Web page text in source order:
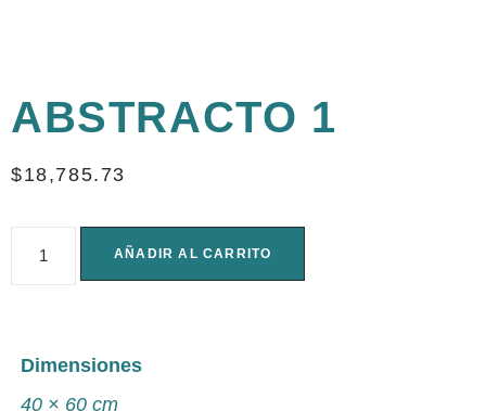
ABSTRACTO 1
$18,785.73
AÑADIR AL CARRITO
Dimensiones
40 × 60 cm